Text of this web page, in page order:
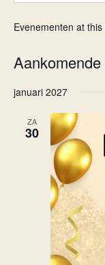
Evenementen at this
Aankomende
een
januari 2027
ZA
30